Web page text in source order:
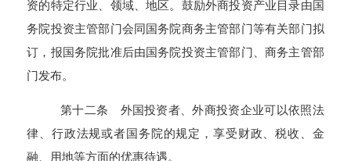
资的特定行业、领域、地区。鼓励外商投资产业目录由国
务院投资主管部门会同国务院商务主管部门等有关部门拟
订，报国务院批准后由国务院投资主管部门、商务主管部
门发布。
第十二条 外国投资者、外商投资企业可以依照法
律、行政法规或者国务院的规定，享受财政、税收、金
融、用地等方面的优惠待遇。